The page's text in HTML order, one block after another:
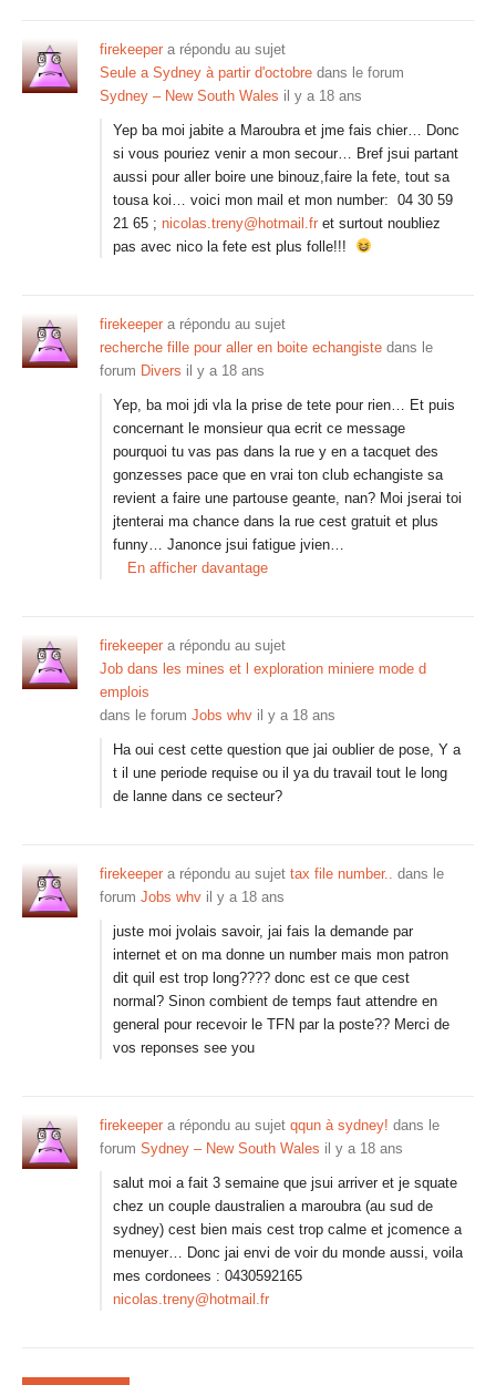
firekeeper a répondu au sujet
Seule a Sydney à partir d'octobre dans le forum
Sydney – New South Wales il y a 18 ans
Yep ba moi jabite a Maroubra et jme fais chier… Donc
si vous pouriez venir a mon secour… Bref jsui partant
aussi pour aller boire une binouz,faire la fete, tout sa
tousa koi… voici mon mail et mon number: 04 30 59
21 65 ; nicolas.treny@hotmail.fr et surtout noubliez
pas avec nico la fete est plus folle!!!
firekeeper a répondu au sujet
recherche fille pour aller en boite echangiste dans le
forum Divers il y a 18 ans
Yep, ba moi jdi vla la prise de tete pour rien… Et puis
concernant le monsieur qua ecrit ce message
pourquoi tu vas pas dans la rue y en a tacquet des
gonzesses pace que en vrai ton club echangiste sa
revient a faire une partouse geante, nan? Moi jserai toi
jtenterai ma chance dans la rue cest gratuit et plus
funny… Janonce jsui fatigue jvien…
En afficher davantage
firekeeper a répondu au sujet
Job dans les mines et l exploration miniere mode d
emplois
dans le forum Jobs whv il y a 18 ans
Ha oui cest cette question que jai oublier de pose, Y a
t il une periode requise ou il ya du travail tout le long
de lanne dans ce secteur?
firekeeper a répondu au sujet tax file number.. dans le
forum Jobs whv il y a 18 ans
juste moi jvolais savoir, jai fais la demande par
internet et on ma donne un number mais mon patron
dit quil est trop long???? donc est ce que cest
normal? Sinon combient de temps faut attendre en
general pour recevoir le TFN par la poste?? Merci de
vos reponses see you
firekeeper a répondu au sujet qqun à sydney! dans le
forum Sydney – New South Wales il y a 18 ans
salut moi a fait 3 semaine que jsui arriver et je squate
chez un couple daustralien a maroubra (au sud de
sydney) cest bien mais cest trop calme et jcomence a
menuyer… Donc jai envi de voir du monde aussi, voila
mes cordonees : 0430592165
nicolas.treny@hotmail.fr